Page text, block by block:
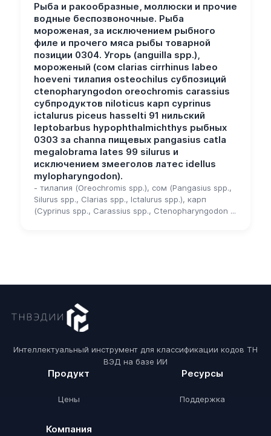
Рыба и ракообразные, моллюски и прочие
водные беспозвоночные. Рыба
мороженая, за исключением рыбного
филе и прочего мяса рыбы товарной
позиции 0304. Угорь (anguilla spp.),
мороженый (сом clarias cirrhinus labeo
hoeveni тилапия osteochilus субпозиций
ctenopharyngodon oreochromis carassius
субпродуктов niloticus карп cyprinus
ictalurus piceus hasselti 91 нильский
leptobarbus hypophthalmichthys рыбных
0303 за channa пищевых pangasius catla
megalobrama lates 99 silurus и
исключением змееголов латес idellus
mylopharyngodon).
- тилапия (Oreochromis spp.), сом (Pangasius spp.,
Silurus spp., Clarias spp., Ictalurus spp.), карп
(Cyprinus spp., Carassius spp., Ctenopharyngodon ...
Интеллектуальный инструмент для классификации кодов ТН
ВЭД на базе ИИ
Продукт
Цены
Ресурсы
Поддержка
Компания